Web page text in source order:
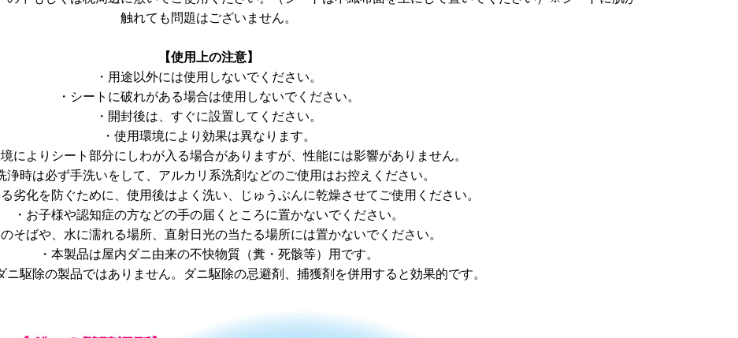
触れても問題はございません。
【使用上の注意】
・用途以外には使用しないでください。
・シートに破れがある場合は使用しないでください。
・開封後は、すぐに設置してください。
・使用環境により効果は異なります。
境によりシート部分にしわが入る場合がありますが、性能には影響がありません。
浄時は必ず手洗いをして、アルカリ系洗剤などのご使用はお控えください。
る劣化を防ぐために、使用後はよく洗い、じゅうぶんに乾燥させてご使用ください。
・お子様や認知症の方などの手の届くところに置かないでください。
のそばや、水に濡れる場所、直射日光の当たる場所には置かないでください。
・本製品は屋内ダニ由来の不快物質（糞・死骸等）用です。
ニ駆除の製品ではありません。ダニ駆除の忌避剤、捕獲剤を併用すると効果的です。